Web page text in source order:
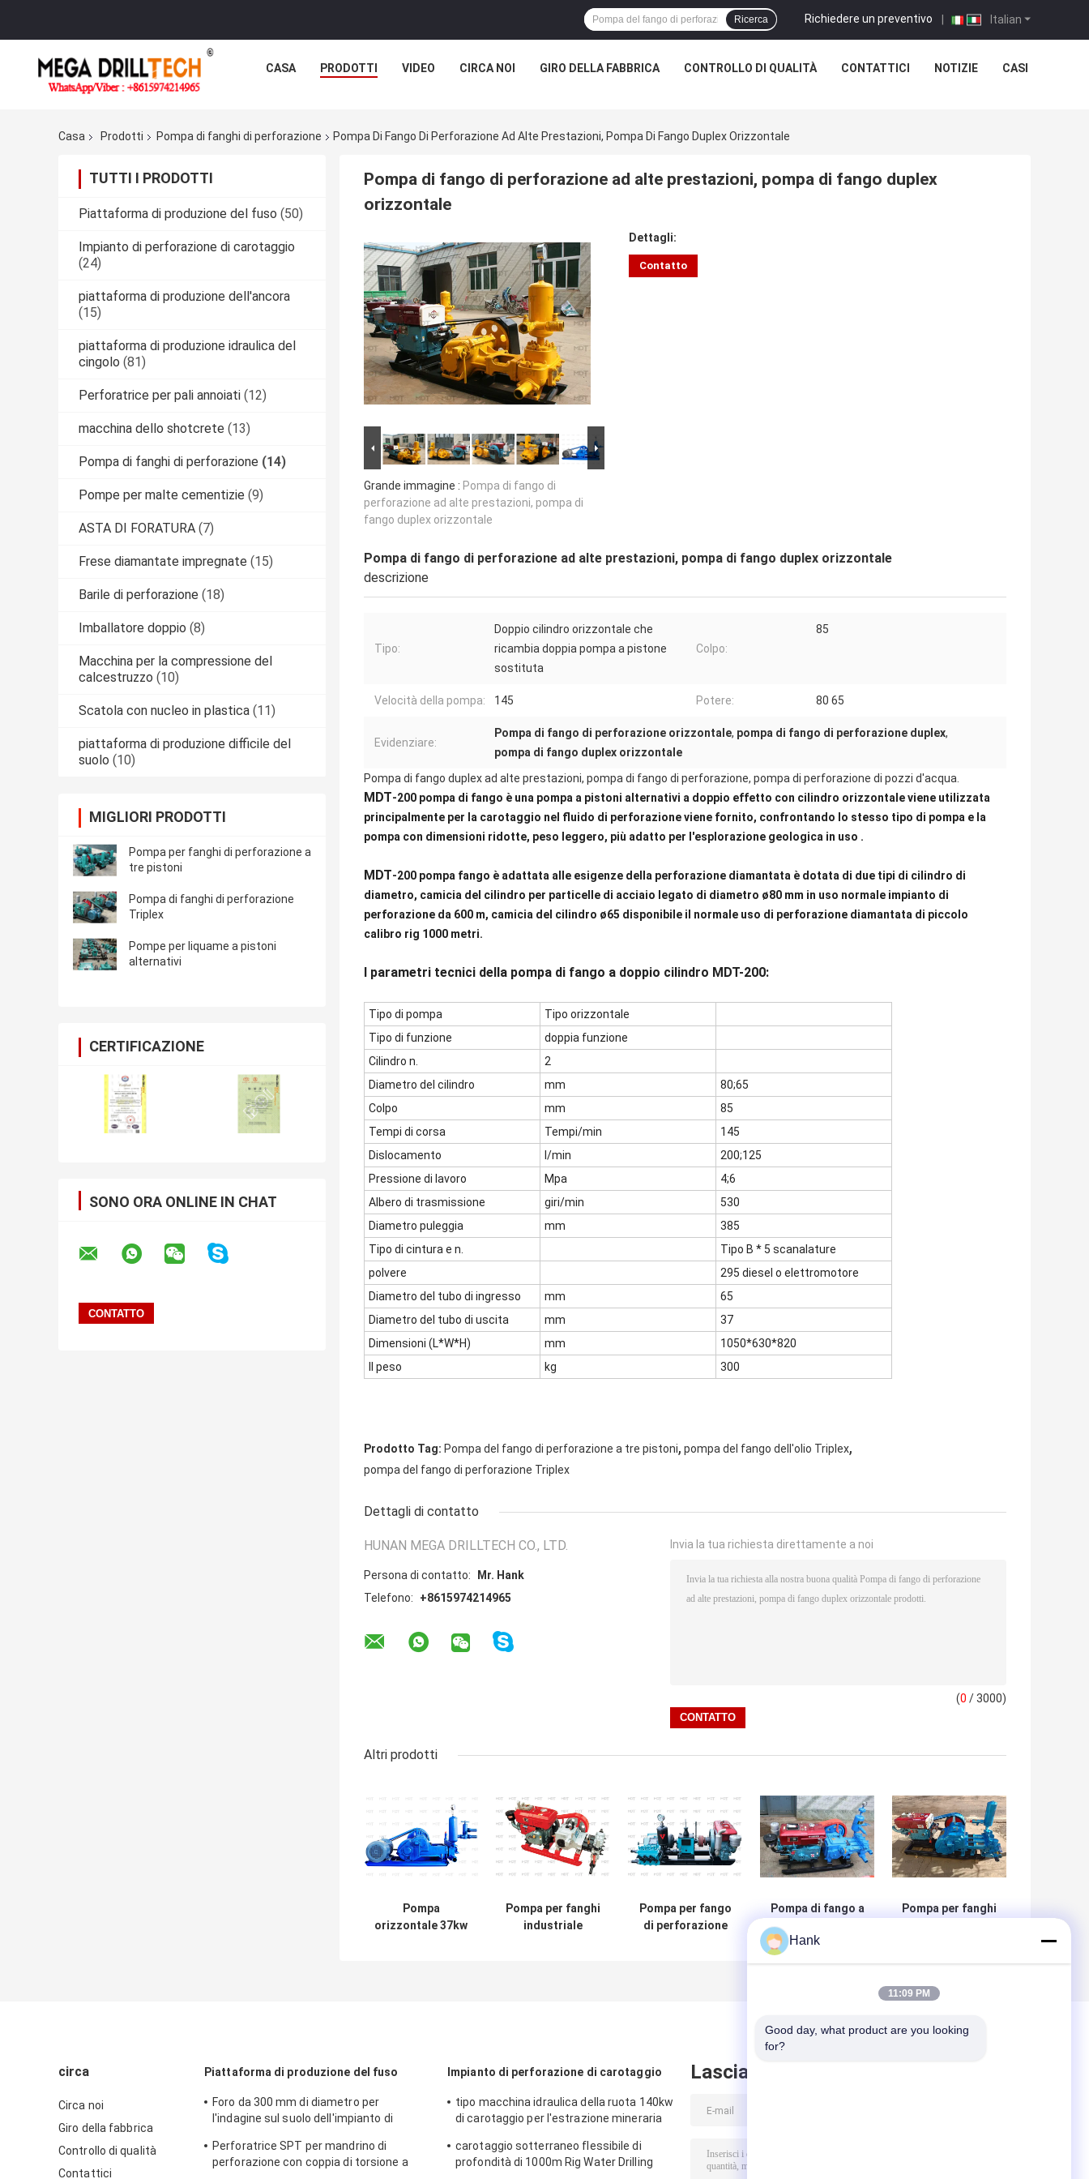
Italian
Richiedere un preventivo |
Ricerca
CASA PRODOTTI VIDEO CIRCA NOI GIRO DELLA FABBRICA CONTROLLO DI QUALITÀ CONTATTICI NOTIZIE CASI
Casa Prodotti Pompa di fanghi di perforazione Pompa Di Fango Di Perforazione Ad Alte Prestazioni, Pompa Di Fango Duplex Orizzontale
TUTTI I PRODOTTI
Piattaforma di produzione del fuso (50)
Impianto di perforazione di carotaggio
(24)
piattaforma di produzione dell'ancora
(15)
piattaforma di produzione idraulica del
cingolo (81)
Perforatrice per pali annoiati (12)
macchina dello shotcrete (13)
Pompa di fanghi di perforazione (14)
Pompe per malte cementizie (9)
ASTA DI FORATURA (7)
Frese diamantate impregnate (15)
Barile di perforazione (18)
Imballatore doppio (8)
Macchina per la compressione del
calcestruzzo (10)
Scatola con nucleo in plastica (11)
piattaforma di produzione difficile del
suolo (10)
MIGLIORI PRODOTTI
Pompa per fanghi di perforazione a
tre pistoni
Pompa di fanghi di perforazione
Triplex
Pompe per liquame a pistoni
alternativi
CERTIFICAZIONE
SONO ORA ONLINE IN CHAT
Pompa di fango di perforazione ad alte prestazioni, pompa di fango duplex
orizzontale
Grande immagine : Pompa di fango di
perforazione ad alte prestazioni, pompa di
fango duplex orizzontale
Dettagli:
Contatto
Pompa di fango di perforazione ad alte prestazioni, pompa di fango duplex orizzontale
descrizione
Tipo:
Doppio cilindro orizzontale che
ricambia doppia pompa a pistone
sostituta
Colpo:
85
Velocità della pompa: 145 Potere: 80 65
Evidenziare:
Pompa di fango di perforazione orizzontale, pompa di fango di perforazione duplex,
pompa di fango duplex orizzontale
Pompa di fango duplex ad alte prestazioni, pompa di fango di perforazione, pompa di perforazione di pozzi d'acqua.
MDT-200 pompa di fango è una pompa a pistoni alternativi a doppio effetto con cilindro orizzontale viene utilizzata
principalmente per la carotaggio nel fluido di perforazione viene fornito, confrontando lo stesso tipo di pompa e la
pompa con dimensioni ridotte, peso leggero, più adatto per l'esplorazione geologica in uso .
MDT-200 pompa fango è adattata alle esigenze della perforazione diamantata è dotata di due tipi di cilindro di
diametro, camicia del cilindro per particelle di acciaio legato di diametro ø80 mm in uso normale impianto di
perforazione da 600 m, camicia del cilindro ø65 disponibile il normale uso di perforazione diamantata di piccolo
calibro rig 1000 metri.
I parametri tecnici della pompa di fango a doppio cilindro MDT-200:
Tipo di pompa
Tipo orizzontale
Tipo di funzione
doppia funzione
Cilindro n.
2
Diametro del cilindro
mm
80;65
Colpo
mm
85
Tempi di corsa
Tempi/min
145
Dislocamento
l/min
200;125
Pressione di lavoro
Mpa
4;6
Albero di trasmissione
giri/min
530
Diametro puleggia
mm
385
Tipo di cintura e n.
Tipo B * 5 scanalature
polvere
295 diesel o elettromotore
Diametro del tubo di ingresso
mm
65
Diametro del tubo di uscita
mm
37
Dimensioni (L*W*H)
mm
1050*630*820
Il peso
kg 300
Prodotto Tag: Pompa del fango di perforazione a tre pistoni, pompa del fango dell'olio Triplex,
pompa del fango di perforazione Triplex
Dettagli di contatto
HUNAN MEGA DRILLTECH CO., LTD.
Persona di contatto:
Mr. Hank
Telefono:
+8615974214965
Invia la tua richiesta direttamente a noi
(0 / 3000)
Altri prodotti
Pompa
orizzontale 37kw
Pompa per fanghi
industriale
Pompa per fango
di perforazione
Pompa di fango a
tripla pompa di
fango per pozzi
Pompa per fanghi
a doppio effetto
circa
Circa noi
Giro della fabbrica
Controllo di qualità
Contattici
Piattaforma di produzione del fuso
Foro da 300 mm di diametro per
l'indagine sul suolo dell'impianto di
impieghi gravosi
Perforatrice SPT per mandrino di
perforazione con coppia di torsione a
Impianto di perforazione di carotaggio
tipo macchina idraulica della ruota 140kw
di carotaggio per l'estrazione mineraria
carotaggio sotterraneo flessibile di
profondità di 1000m Rig Water Drilling
Lasciare messaggio
Hank
11:09 PM
Good day, what product are you looking
for?